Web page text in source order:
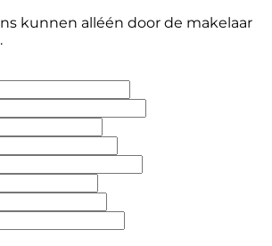
kunnen alléén door de makelaar